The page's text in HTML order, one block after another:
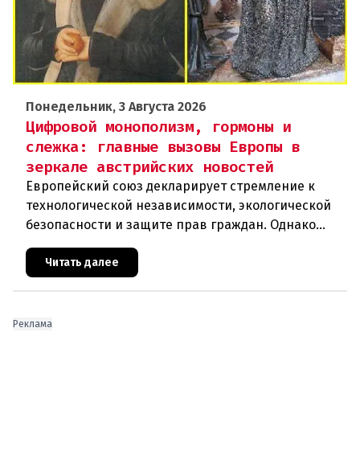
Понедельник, 3 Августа 2026
Цифровой монополизм, гормоны и
слежка: главные вызовы Европы в
зеркале австрийских новостей
Европейский союз декларирует стремление к
технологической независимости, экологической
безопасности и защите прав граждан. Однако
последние события в Австрии и решение
Брюсселя показывают: реальная п
Читать далее
Реклама